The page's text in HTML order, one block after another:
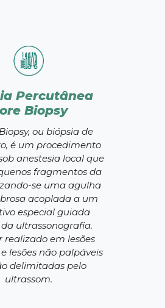
Percutânea
Biopsy
ou biópsia de
é um procedimento
anestesia local que
fragmentos da
se uma agulha
acoplada a um
especial guiada
ultrassonografia.
realizado em lesões
lesões não palpáveis
delimitadas pelo
ultrassom.